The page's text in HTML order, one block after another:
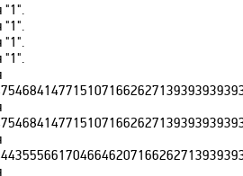
"1".
"1".
"1".
"1".